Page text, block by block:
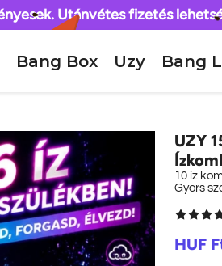
Utánvétes fizetés
Bang Box Uzy Bang
UZY
10 íz
Gyors
Sale
price
HUF